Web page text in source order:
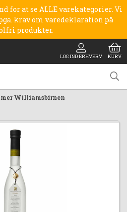
for at se ALLE varekategorier. Vi
krav om varedeklaration på
produkter.
LOG IND ERHVERV KURV
Williamsbirnen